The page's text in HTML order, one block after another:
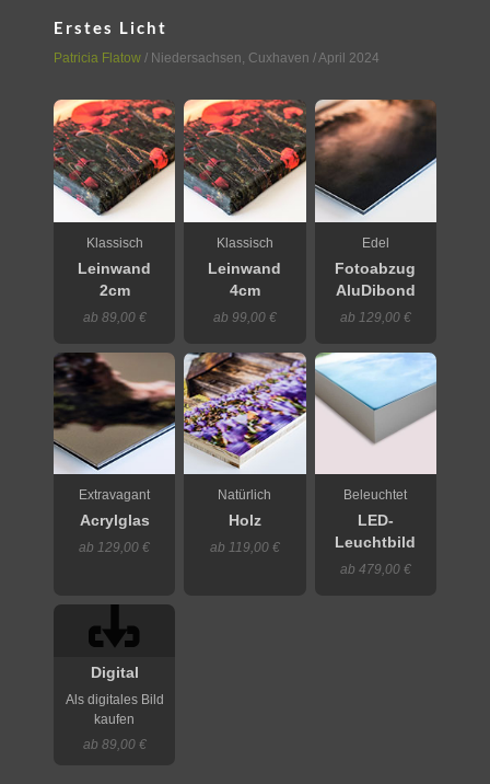
Erstes Licht
Patricia Flatow / Niedersachsen, Cuxhaven / April 2024
Klassisch
Leinwand
2cm
ab 89,00 €
Klassisch
Leinwand
4cm
ab 99,00 €
Edel
Fotoabzug
AluDibond
ab 129,00 €
Extravagant
Acrylglas
ab 129,00 €
Natürlich
Holz
ab 119,00 €
Beleuchtet
LED-
Leuchtbild
ab 479,00 €
Digital
Als digitales Bild
kaufen
ab 89,00 €